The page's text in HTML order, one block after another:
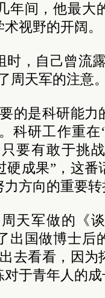
年间，他最大
视野的开阔。
时，自己曾流
周天军的注意
的是科研能
科研工作重在
要有敢于挑
硬成果”，这
方向的重要
天军做的《
出国做博士后
去看看，因
于青年人的